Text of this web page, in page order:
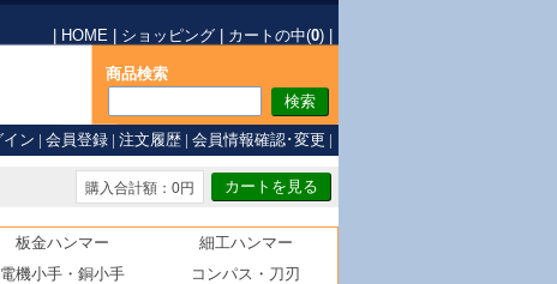
HOME ショッピング カートの中(0)
商品検索
イン | 会員登録 | 注文履歴 | 会員情報確認･変更 |
購入合計額：0円
板金ハンマー
細工ハンマー
電機小手・銅小手 コンパス・刀刃